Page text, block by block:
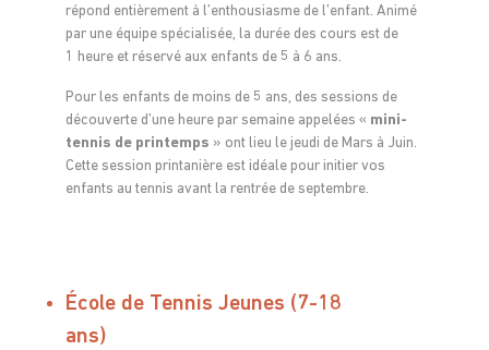
répond entièrement à l’enthousiasme de l’enfant. Animé
par une équipe spécialisée, la durée des cours est de
1 heure et réservé aux enfants de 5 à 6 ans.
Pour les enfants de moins de 5 ans, des sessions de
découverte d’une heure par semaine appelées « mini-
tennis de printemps » ont lieu le jeudi de Mars à Juin.
Cette session printanière est idéale pour initier vos
enfants au tennis avant la rentrée de septembre.
École de Tennis Jeunes (7-18
ans)